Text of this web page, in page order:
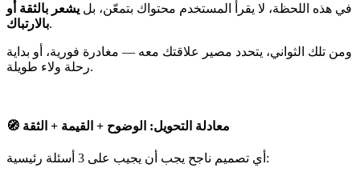
في هذه اللحظة، لا يقرأ المستخدم محتواك بتمعّن، بل يشعر بالثقة أو
بالارتباك.
ومن تلك الثواني، يتحدد مصير علاقتك معه — مغادرة فورية، أو بداية
رحلة ولاء طويلة.
🧭 معادلة التحويل: الوضوح + القيمة + الثقة
أي تصميم ناجح يجب أن يجيب على 3 أسئلة رئيسية: